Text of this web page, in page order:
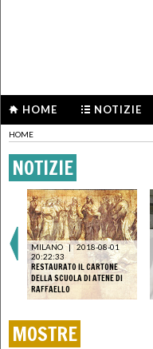
HOME NOTIZIE
HOME
NOTIZIE
MILANO | 2018-08-01
20:22:33
RESTAURATO IL CARTONE
DELLA SCUOLA DI ATENE DI
RAFFAELLO
MOSTRE